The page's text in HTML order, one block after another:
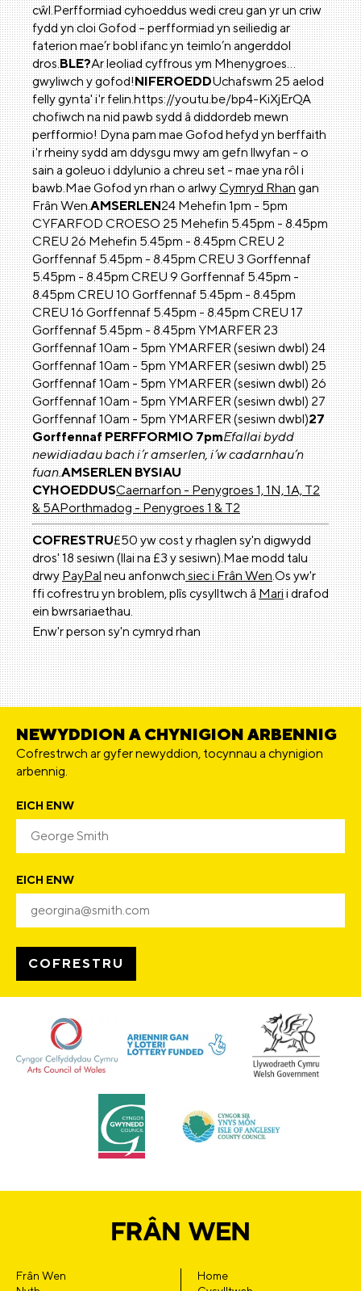
cŵl.Perfformiad cyhoeddus wedi creu gan yr un criw
fydd yn cloi Gofod – perfformiad yn seiliedig ar
faterion mae’r bobl ifanc yn teimlo’n angerddol
dros.BLE?Ar leoliad cyffrous ym Mhenygroes…
gwyliwch y gofod!NIFEROEDDUchafswm 25 aelod
felly gynta' i'r felin.https://youtu.be/bp4-KiXjErQA
chofiwch na nid pawb sydd â diddordeb mewn
perfformio! Dyna pam mae Gofod hefyd yn berffaith
i'r rheiny sydd am ddysgu mwy am gefn llwyfan - o
sain a goleuo i ddylunio a chreu set - mae yna rôl i
bawb.Mae Gofod yn rhan o arlwyCymryd Rhangan
Frân Wen.AMSERLEN24 Mehefin 1pm - 5pm
CYFARFOD CROESO 25 Mehefin 5.45pm - 8.45pm
CREU 26 Mehefin 5.45pm - 8.45pm CREU 2
Gorffennaf 5.45pm - 8.45pm CREU 3 Gorffennaf
5.45pm - 8.45pm CREU 9 Gorffennaf 5.45pm -
8.45pm CREU 10 Gorffennaf 5.45pm - 8.45pm
CREU 16 Gorffennaf 5.45pm - 8.45pm CREU 17
Gorffennaf 5.45pm - 8.45pm YMARFER 23
Gorffennaf 10am - 5pm YMARFER (sesiwn dwbl) 24
Gorffennaf 10am - 5pm YMARFER (sesiwn dwbl) 25
Gorffennaf 10am - 5pm YMARFER (sesiwn dwbl) 26
Gorffennaf 10am - 5pm YMARFER (sesiwn dwbl) 27
Gorffennaf 10am - 5pm YMARFER (sesiwn dwbl)27
Gorffennaf PERFFORMIO 7pmEfallai bydd
newidiadau bach i’r amserlen, i’w cadarnhau’n
fuan.AMSERLEN BYSIAU
CYHOEDDUSCaernarfon - Penygroes 1, 1N, 1A, T2
& 5APorthmadog - Penygroes 1 & T2
COFRESTRU£50 yw cost y rhaglen sy'n digwydd
dros' 18 sesiwn (llai na £3 y sesiwn).Mae modd talu
drwyPayPalneu anfonwchsiec i Frân Wen.Os yw'r
ffi cofrestru yn broblem, plîs cysylltwch âMarii drafod
ein bwrsariaethau.
Enw'r person sy'n cymryd rhan
NEWYDDION A CHYNIGION ARBENNIG
Cofrestrwch ar gyfer newyddion, tocynnau a chynigion
arbennig.
EICH ENW
EICH ENW
Frân Wen
Home